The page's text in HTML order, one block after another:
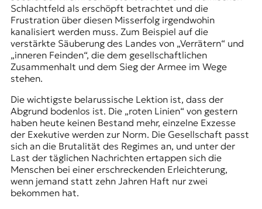
Schlachtfeld als erschöpft betrachtet und die
Frustration über diesen Misserfolg irgendwohin
kanalisiert werden muss. Zum Beispiel auf die
verstärkte Säuberung des Landes von „Verrätern“ und
„inneren Feinden“, die dem gesellschaftlichen
Zusammenhalt und dem Sieg der Armee im Wege
stehen.
Die wichtigste belarussische Lektion ist, dass der
Abgrund bodenlos ist. Die „roten Linien“ von gestern
haben heute keinen Bestand mehr, einzelne Exzesse
der Exekutive werden zur Norm. Die Gesellschaft passt
sich an die Brutalität des Regimes an, und unter der
Last der täglichen Nachrichten ertappen sich die
Menschen bei einer erschreckenden Erleichterung,
wenn jemand statt zehn Jahren Haft nur zwei
bekommen hat.